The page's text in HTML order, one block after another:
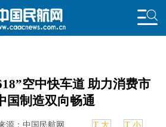
国内 国际
库 专题 舆情
空中快车道 助力消费市
国制造双向畅通
源：中国民航网 T 大 T 小